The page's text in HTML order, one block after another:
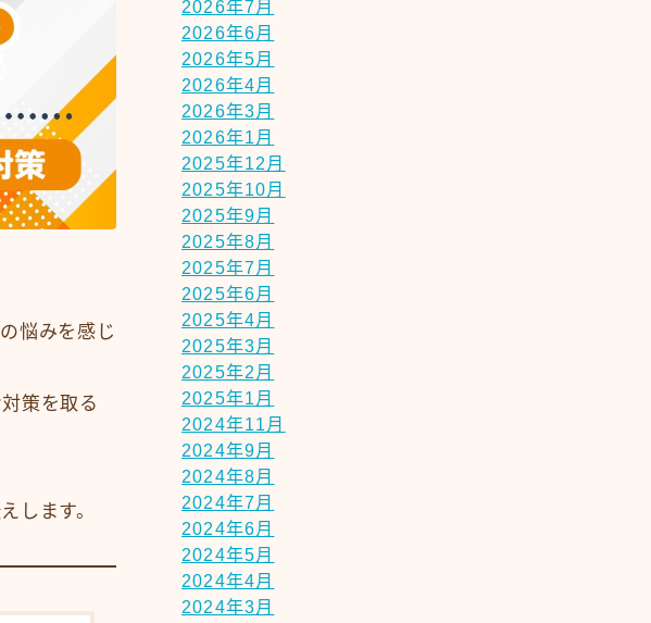
悩みを感じ
策を取る
します。
2026年7月
2026年6月
2026年5月
2026年4月
2026年3月
2026年1月
2025年12月
2025年10月
2025年9月
2025年8月
2025年7月
2025年6月
2025年4月
2025年3月
2025年2月
2025年1月
2024年11月
2024年9月
2024年8月
2024年7月
2024年6月
2024年5月
2024年4月
2024年3月